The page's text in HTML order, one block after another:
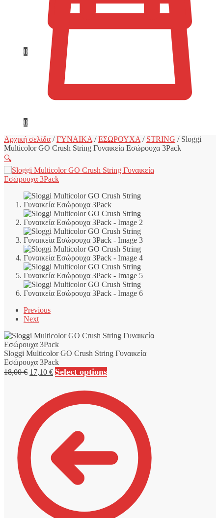
0
0
Αρχική σελίδα /ΓΥΝΑΙΚΑ /ΕΣΩΡΟΥΧΑ / STRING / Sloggi
Multicolor GO Crush String Γυναικεία Εσώρουχα 3Pack
🔍
Previous
Next
Sloggi Multicolor GO Crush String Γυναικεία
Εσώρουχα 3Pack
18,00€ Original
18,00 €.
17,10 €Η
τρέχουσα
είναι:
17,10 €.
Select options